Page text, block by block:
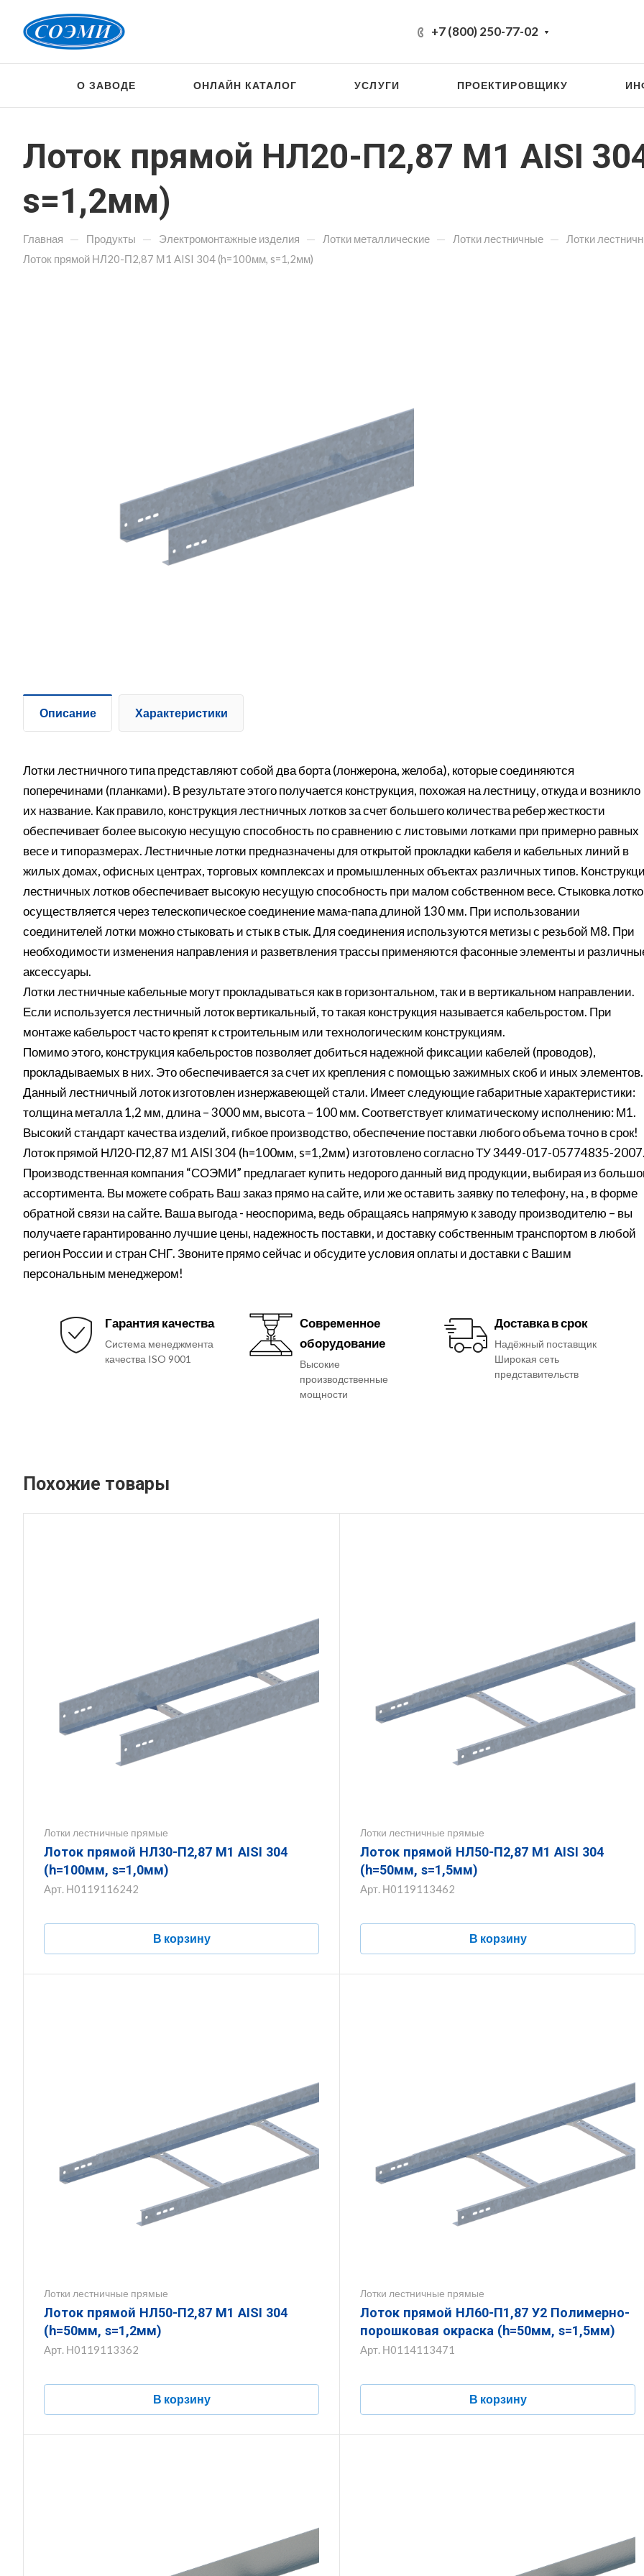
+7 (800) 250-77-02
О ЗАВОДЕ ОНЛАЙН КАТАЛОГ УСЛУГИ ПРОЕКТИРОВЩИКУ
Лоток прямой НЛ20-П2,87 М1 AISI
s=1,2мм)
Главная — Продукты — Электромонтажные изделия — Лотки металлические — Лотки лестничные —
Лотки
Лоток прямой НЛ20-П2,87 М1 AISI 304 (h=100мм, s=1,2мм)
Описание Характеристики
Лотки лестничного типа представляют собой два борта (лонжерона, желоба), которые соединяются
поперечинами (планками). В результате этого получается конструкция, похожая на лестницу, откуда и возникло
их название. Как правило, конструкция лестничных лотков за счет большего количества ребер жесткости
обеспечивает более высокую несущую способность по сравнению с листовыми лотками при примерно равных
весе и типоразмерах. Лестничные лотки предназначены для открытой прокладки кабеля и кабельных линий в
жилых домах, офисных центрах, торговых комплексах и промышленных объектах различных типов.
лестничных лотков обеспечивает высокую несущую способность при малом собственном весе. Стыковка
осуществляется через телескопическое соединение мама-папа длиной 130 мм. При использовании
соединителей лотки можно стыковать и стык в стык. Для соединения используются метизы с резьбой М8. При
необходимости изменения направления и разветвления трассы применяются фасонные элементы и
аксессуары.
Лотки лестничные кабельные могут прокладываться как в горизонтальном, так и в вертикальном направлении.
Если используется лестничный лоток вертикальный, то такая конструкция называется кабельростом. При
монтаже кабельрост часто крепят к строительным или технологическим конструкциям.
Помимо этого, конструкция кабельростов позволяет добиться надежной фиксации кабелей (проводов),
прокладываемых в них. Это обеспечивается за счет их крепления с помощью зажимных скоб и иных элементов.
Данный лестничный лоток изготовлен изнержавеющей стали. Имеет следующие габаритные характеристики:
толщина металла 1,2 мм, длина – 3000 мм, высота – 100 мм. Соответствует климатическому исполнению: М1.
Высокий стандарт качества изделий, гибкое производство, обеспечение поставки любого объема точно в срок!
Лоток прямой НЛ20-П2,87 М1 AISI 304 (h=100мм, s=1,2мм) изготовлено согласно ТУ 3449-017-05774835-
Производственная компания “СОЭМИ” предлагает купить недорого данный вид продукции, выбирая из
ассортимента. Вы можете собрать Ваш заказ прямо на сайте, или же оставить заявку по телефону, на , в форме
обратной связи на сайте. Ваша выгода - неоспорима, ведь обращаясь напрямую к заводу производителю – вы
получаете гарантированно лучшие цены, надежность поставки, и доставку собственным транспортом в любой
регион России и стран СНГ. Звоните прямо сейчас и обсудите условия оплаты и доставки с Вашим
персональным менеджером!
Гарантия качества
Система менеджмента
качества ISO 9001
Современное
оборудование
Высокие
производственные
мощности
Доставка в срок
Надёжный поставщик
Широкая сеть
представительств
Похожие товары
Лотки лестничные прямые
Лоток прямой НЛ30-П2,87 М1 AISI 304
(h=100мм, s=1,0мм)
Арт. Н0119116242
В корзину
Лотки лестничные прямые
Лоток прямой НЛ50-П2,87 М1 AISI 304
(h=50мм, s=1,5мм)
Арт. Н0119113462
В корзину
Лотки лестничные прямые
Лоток прямой НЛ50-П2,87 М1 AISI 304
(h=50мм, s=1,2мм)
Арт. Н0119113362
В корзину
Лотки лестничные прямые
Лоток прямой НЛ60-П1,87 У2 Полимерно-
порошковая окраска (h=50мм, s=1,5мм)
Арт. Н0114113471
В корзину